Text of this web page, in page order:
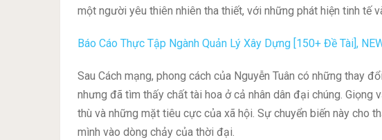
một người yêu thiên nhiên tha thiết, với những phát hiện tinh tế
Báo Cáo Thực Tập Ngành Quản Lý Xây Dựng [150+ Đề Tài],
Sau Cách mạng, phong cách của Nguyễn Tuân có những thay
nhưng đã tìm thấy chất tài hoa ở cả nhân dân đại chúng.
thù và những mặt tiêu cực của xã hội. Sự chuyển biến này cho
mình vào dòng chảy của thời đại.